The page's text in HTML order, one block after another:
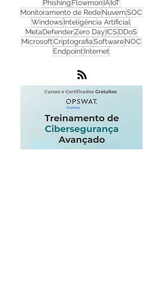
NGFWInfraestruturaDadosLGPDOT
PhishingFlowmon IAIoT
Monitoramento de RedeNuvemSOC
WindowsInteligência Artificial
MetaDefenderZero DayICS
Endpoint